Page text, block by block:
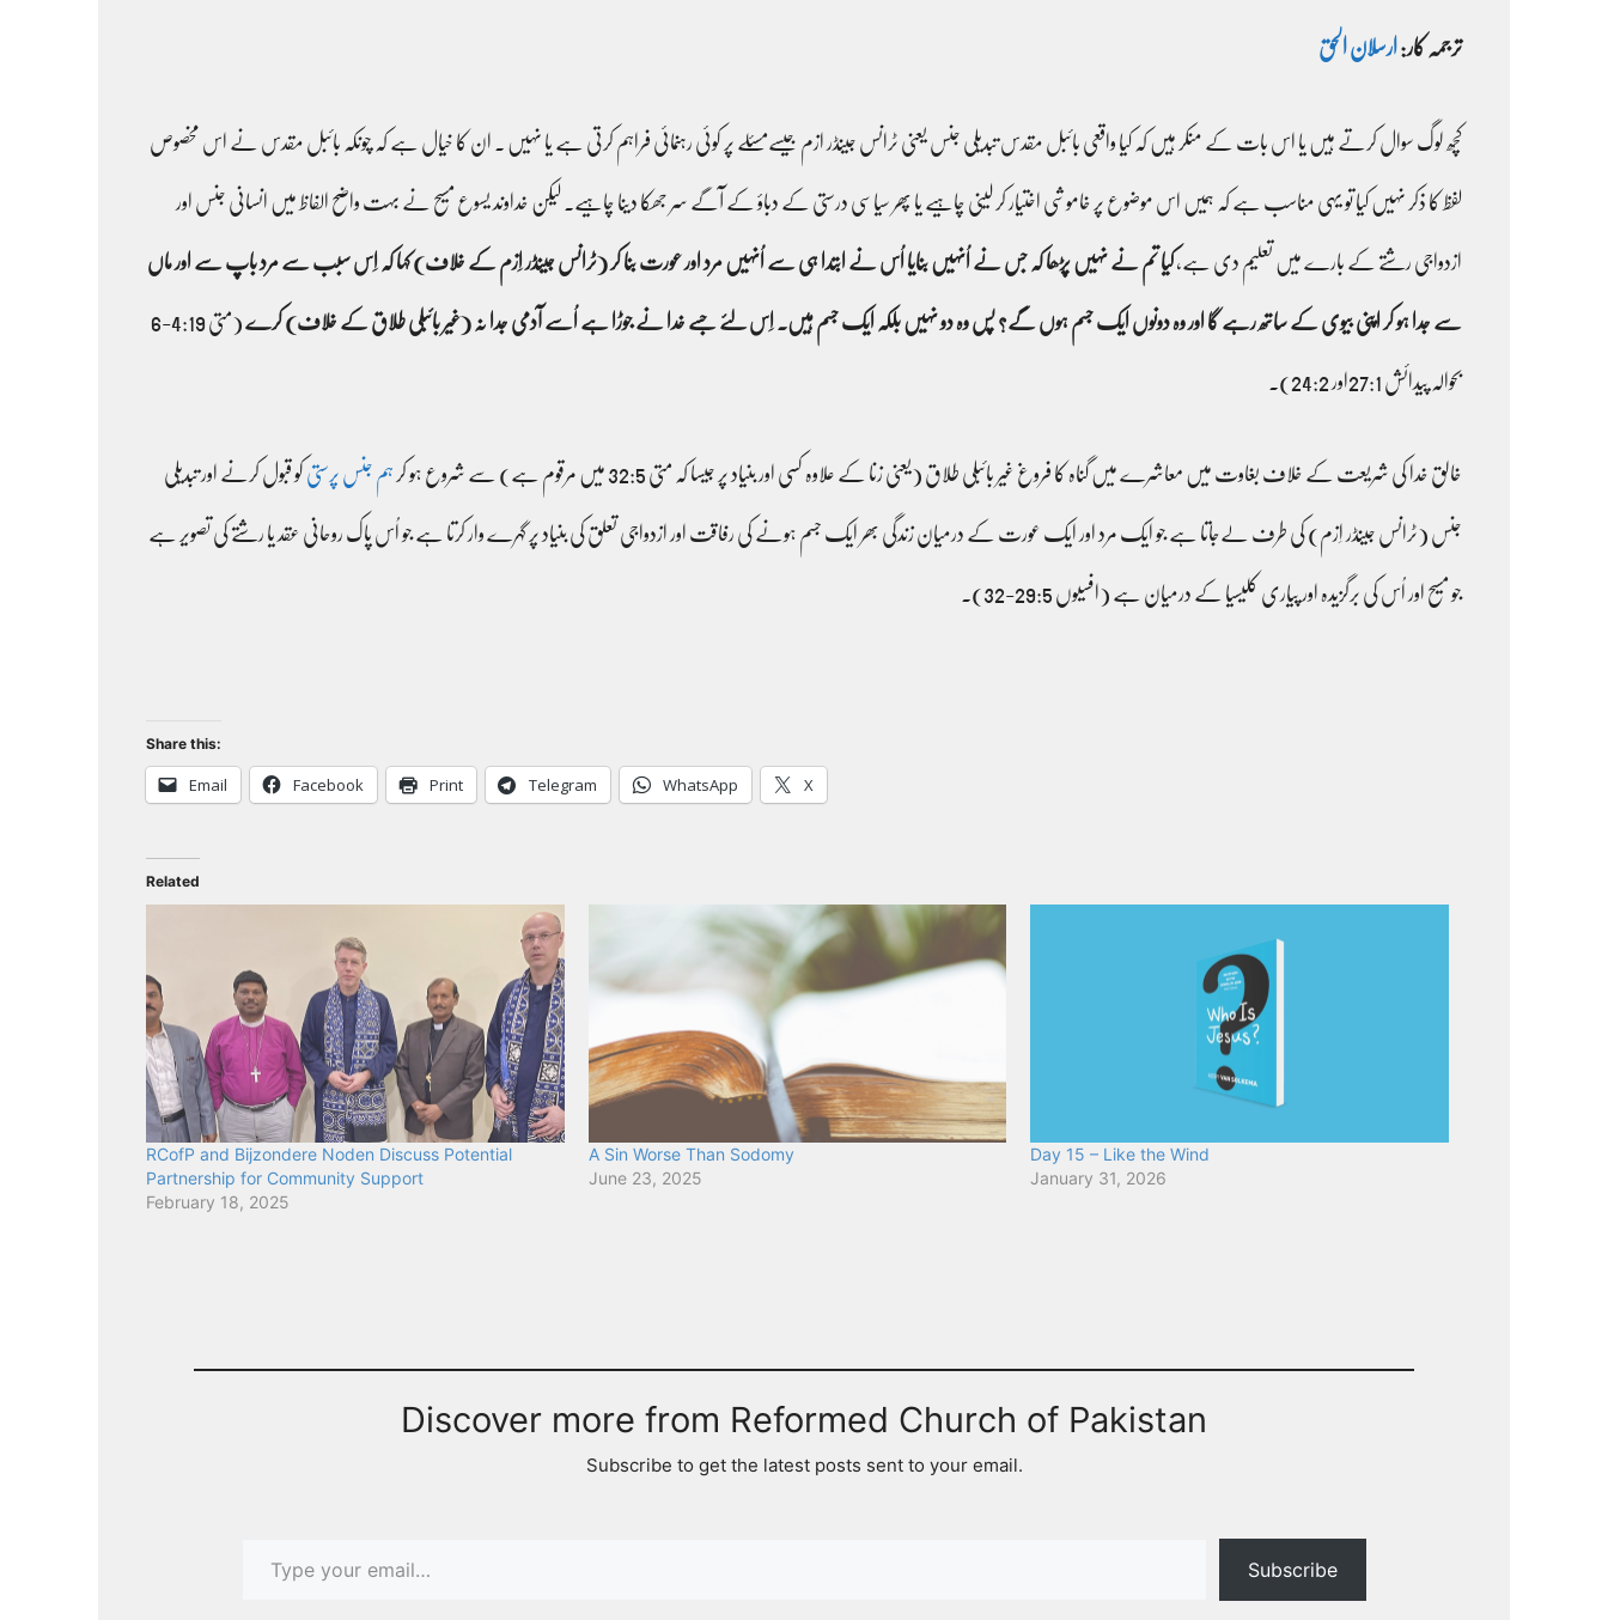
ترجمہ کار:ارسلان الحق
کچھ لوگ سوال کرتے ہیں یا اس بات کے منکر ہیں کہ کیا واقعی بائبل مقدس تبدیلی جنس یعنی ٹرانس جینڈر ازم جیسےمسئلے پر کوئی رہنمائی فراہم کرتی ہے یا نہیں ۔ ان کا خیال ہے کہ چونکہ بائبل مقدس نے اس مخصوص
لفظ کا ذکر نہیں کیا تو یہی مناسب ہے کہ ہمیں اس موضوع پر خاموشی اختیار کر لینی چاہیے یا پھر سیاسی درستی کے دباؤ کے آگے سر جھکا دینا چاہیے۔ لیکن خداوند یسوع مسیح نے بہت واضح الفاظ میں انسانی جنس اور
ازدواجی رشتے کے بارے میں تعلیم دی ہے،کیا تم نے نہیں پڑھا کہ جس نے اُنہیں بنایا اُس نے ابتدا ہی سے اُنہیں مرد اور عورت بنا کر (ٹرانس جینڈر اِزم کے خلاف) کہا کہ اِس سبب سے مرد باپ سے اور ماں
سے جدا ہو کر اپنی بیوی کے ساتھ رہے گا اور وہ دونوں ایک جسم ہوں گے؟ پس وہ دو نہیں بلکہ ایک جسم ہیں۔ اِس لئے جسے خدا نے جوڑا ہے اُسے آدمی جدا نہ (غیر بائبلی طلاق کے خلاف) کرے (متی 4:19-6
بحوالہ پیدائش 27:1اور 24:2)۔
خالق خدا کی شریعت کے خلاف بغاوت میں معاشرے میں گناہ کا فروغ غیر بائبلی طلاق (یعنی زنا کے علاوہ کسی اور بنیاد پر جیسا کہ متی 32:5 میں مرقوم ہے) سے شروع ہو کر ہم جنس پرستی کو قبول کرنے اور تبدیلی
جنس (ٹرانس جینڈر اِزم) کی طرف لےجاتا ہے جو ایک مرد اور ایک عورت کے درمیان زندگی بھر ایک جسم ہونے کی رفاقت اور ازدواجی تعلق کی بنیاد پر گہرے وار کرتا ہے جو اُس پاک روحانی عقد یا رشتے کی تصویر ہے
جو مسیح اور اُس کی برگزیدہ اور پیاری کلیسیا کے درمیان ہے (افسیوں 29:5-32)۔
Share this:
Email Facebook Print Telegram WhatsApp X
Related
RCofP and Bijzondere Noden Discuss Potential
Partnership for Community Support
February 18, 2025
A Sin Worse Than Sodomy
June 23, 2025
Day 15 – Like the Wind
January 31, 2026
Discover more from Reformed Church of Pakistan
Subscribe to get the latest posts sent to your email.
Subscribe